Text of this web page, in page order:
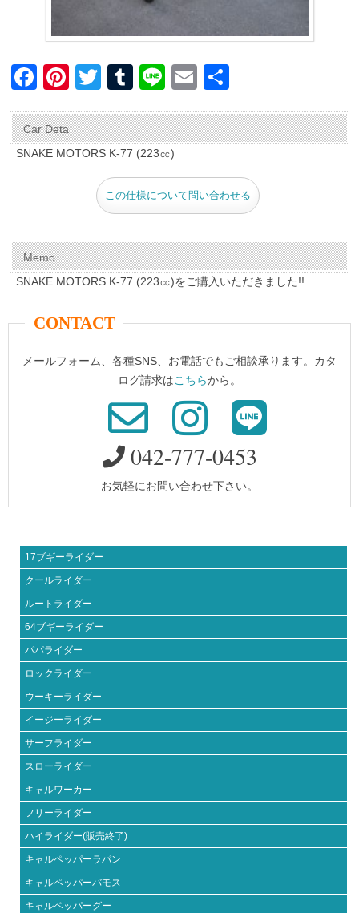
F
c
e
k
Pi
er
e
T
tt
er
T
m
bl
r
Li
e
E
ail
Car Deta
SNAKE MOTORS K-77 (223㏄)
この仕様について問い合わせる
Memo
SNAKE MOTORS K-77 (223㏄)をご購入いただきました!!
CONTACT
メールフォーム、各種SNS、お電話でもご相談承ります。カタ
ログ請求はこちらから。
042-777-0453
お気軽にお問い合わせ下さい。
17ブギーライダー
クールライダー
ルートライダー
64ブギーライダー
パパライダー
ロックライダー
ウーキーライダー
イージーライダー
サーフライダー
スローライダー
キャルワーカー
フリーライダー
ハイライダー(販売終了)
キャルペッパーラパン
キャルペッパーバモス
キャルペッパーグー